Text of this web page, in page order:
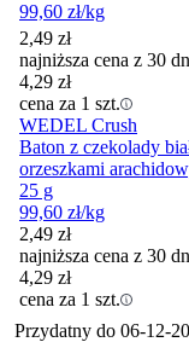
99,60 zł/kg
2,49 zł
najniższa cena z 30
4,29 zł
cena za 1 szt.
WEDEL Crush
Baton z czekolady
orzeszkami
25 g
99,60 zł/kg
2,49 zł
najniższa cena z 30
4,29 zł
cena za 1 szt.
Przydatny do 06-12-